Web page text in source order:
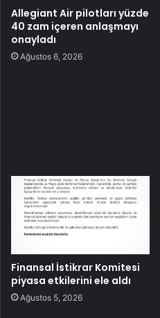
Allegiant Air pilotları yüzde
40 zam içeren anlaşmayı
onayladı
Ağustos 6, 2026
Finansal İstikrar Komitesi
piyasa etkilerini ele aldı
Ağustos 5, 2026